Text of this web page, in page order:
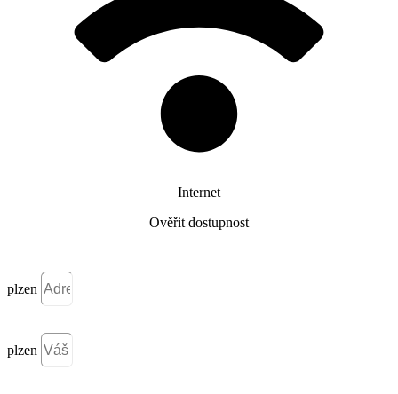
Internet
Ověřit dostupnost
plzen
plzen